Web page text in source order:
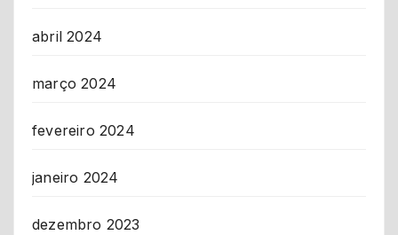
abril 2024
março 2024
fevereiro 2024
janeiro 2024
dezembro 2023